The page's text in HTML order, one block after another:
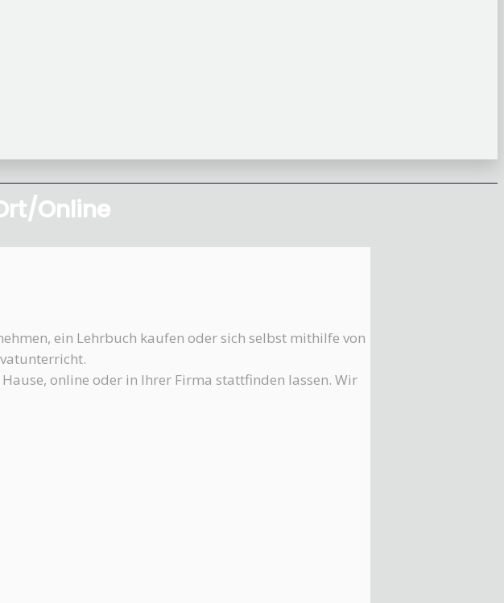
Online
ein Lehrbuch kaufen oder sich selbst mithilfe von
online oder in Ihrer Firma stattfinden lassen. Wir